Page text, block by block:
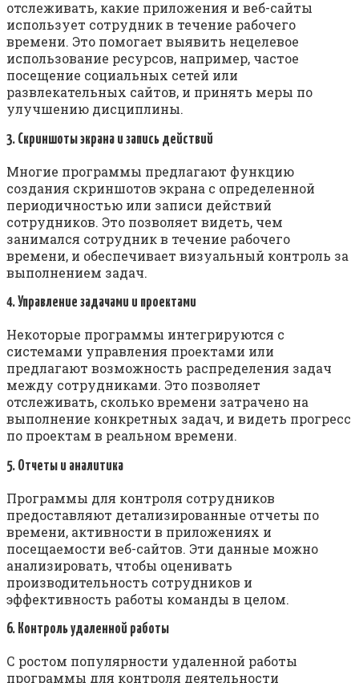
отслеживать, какие приложения и веб-сайты
использует сотрудник в течение рабочего
времени. Это помогает выявить нецелевое
использование ресурсов, например, частое
посещение социальных сетей или
развлекательных сайтов, и принять меры по
улучшению дисциплины.
3. Скриншоты экрана и запись действий
Многие программы предлагают функцию
создания скриншотов экрана с определенной
периодичностью или записи действий
сотрудников. Это позволяет видеть, чем
занимался сотрудник в течение рабочего
времени, и обеспечивает визуальный контроль за
выполнением задач.
4. Управление задачами и проектами
Некоторые программы интегрируются с
системами управления проектами или
предлагают возможность распределения задач
между сотрудниками. Это позволяет
отслеживать, сколько времени затрачено на
выполнение конкретных задач, и видеть прогресс
по проектам в реальном времени.
5. Отчеты и аналитика
Программы для контроля сотрудников
предоставляют детализированные отчеты по
времени, активности в приложениях и
посещаемости веб-сайтов. Эти данные можно
анализировать, чтобы оценивать
производительность сотрудников и
эффективность работы команды в целом.
6. Контроль удаленной работы
С ростом популярности удаленной работы
программы для контроля деятельности